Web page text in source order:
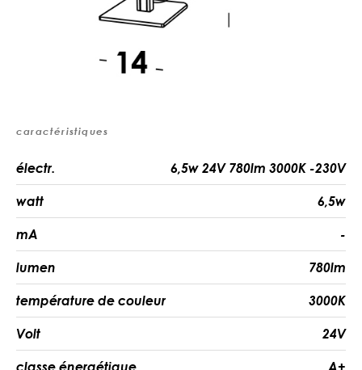
caractéristiques
électr. 6,5w 24V 780lm 3000K -230V
watt 6,5w
mA -
lumen 780lm
température de couleur 3000K
Volt 24V
classe énergétique A+